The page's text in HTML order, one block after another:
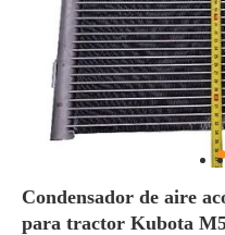
Condensador de aire
para tractor Kubota